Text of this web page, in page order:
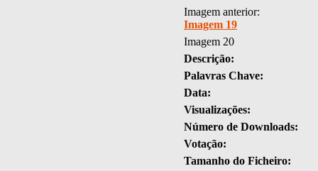
Imagem anterior:
Imagem 19
Imagem 20
Descrição:
Palavras Chave:
Data:
Visualizações:
Número de Downloads:
Votação:
Tamanho do Ficheiro: